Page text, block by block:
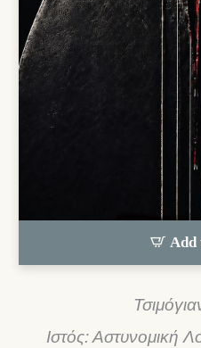
Add
Ιστός: Αστυνομική